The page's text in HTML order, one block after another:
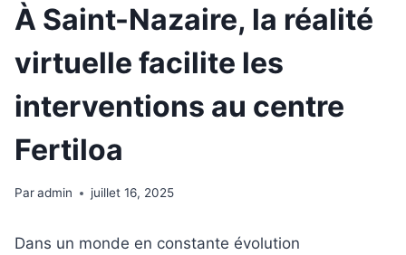
À Saint-Nazaire, la réalité
virtuelle facilite les
interventions au centre
Fertiloa
Paradmin juillet 16, 2025
Dans un monde en constante évolution